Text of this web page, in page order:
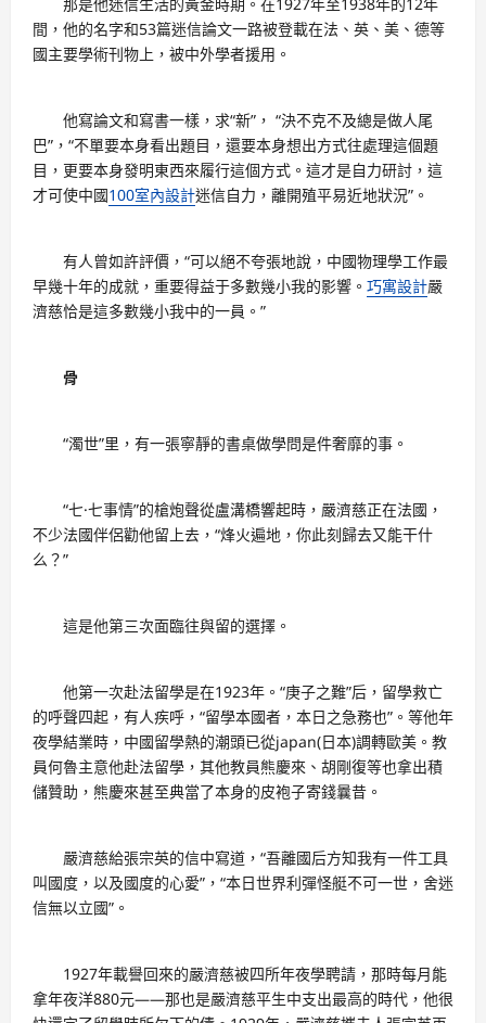
間，他的名字和53篇迷信論文一路被登載在法、英、美、德等
國主要學術刊物上，被中外學者援用。
他寫論文和寫書一樣，求“新”， “決不克不及總是做人尾
巴”，“不單要本身看出題目，還要本身想出方式往處理這個題
目，更要本身發明東西來履行這個方式。這才是自力研討，這
才可使中國100室內設計迷信自力，離開殖平易近地狀況”。
有人曾如許評價，“可以絕不夸張地說，中國物理學工作最
早幾十年的成就，重要得益于多數幾小我的影響。 巧寓設計嚴
濟慈恰是這多數幾小我中的一員。”
骨
“濁世”里，有一張寧靜的書桌做學問是件奢靡的事。
“七·七事情”的槍炮聲從盧溝橋響起時，嚴濟慈正在法國，
不少法國伴侶勸他留上去，“烽火遍地，你此刻歸去又能干什
么？”
這是他第三次面臨往與留的選擇。
他第一次赴法留學是在1923年。“庚子之難”后，留學救亡
的呼聲四起，有人疾呼，“留學本國者，本日之急務也”。等他年
夜學結業時，中國留學熱的潮頭已從japan(日本)調轉歐美。教
員何魯主意他赴法留學，其他教員熊慶來、胡剛復等也拿出積
儲贊助，熊慶來甚至典當了本身的皮袍子寄錢曩昔。
嚴濟慈給張宗英的信中寫道，“吾離國后方知我有一件工具
叫國度，以及國度的心愛”，“本日世界利彈怪艇不可一世，舍迷
信無以立國”。
1927年載譽回來的嚴濟慈被四所年夜學聘請，那時每月能
拿年夜洋880元——那也是嚴濟慈平生中支出最高的時代，他很